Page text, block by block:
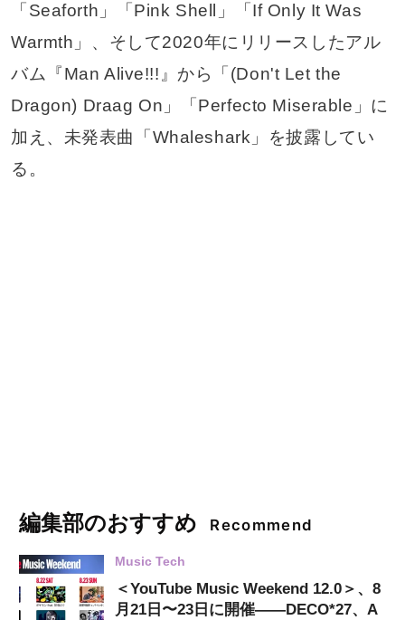
「Seaforth」「Pink Shell」「If Only It Was
Warmth」、そして2020年にリリースしたアル
バム『Man Alive!!!』から「(Don't Let the
Dragon) Draag On」「Perfecto Miserable」に
加え、未発表曲「Whaleshark」を披露してい
る。
編集部のおすすめ Recommend
Music Tech
＜YouTube Music Weekend 12.0＞、8
月21日〜23日に開催——DECO*27、A